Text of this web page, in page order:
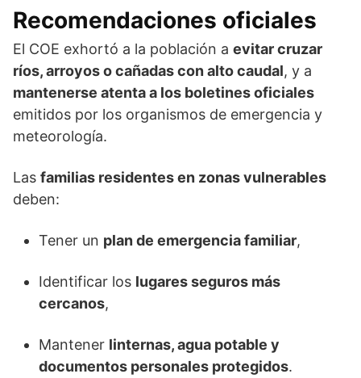
Recomendaciones oficiales
El COE exhortó a la población a evitar cruzar
ríos, arroyos o cañadas con alto caudal, y a
mantenerse atenta a los boletines oficiales
emitidos por los organismos de emergencia y
meteorología.
Las familias residentes en zonas vulnerables
deben:
Tener un plan de emergencia familiar,
Identificar los lugares seguros más
cercanos,
Mantener linternas, agua potable y
documentos personales protegidos.